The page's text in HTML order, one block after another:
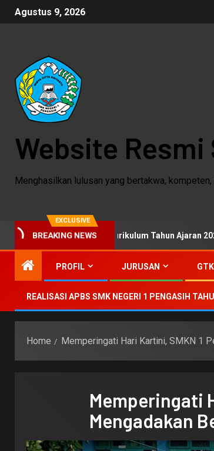
Agustus 9, 2026
Website Resmi
Menghasilkan lulusan yang bertakwa,
EXCLUSIVE
BREAKING NEWS
Gelar Uji Publik Kurikulum Tahun Ajaran 2026/2027
PROFIL JURUSAN GTK
REALISASI APBS SMK NEGERI 1 PENGASIH
Home Memperingati Hari Kartini, SMKN 1
Memperingati
Mengadakan